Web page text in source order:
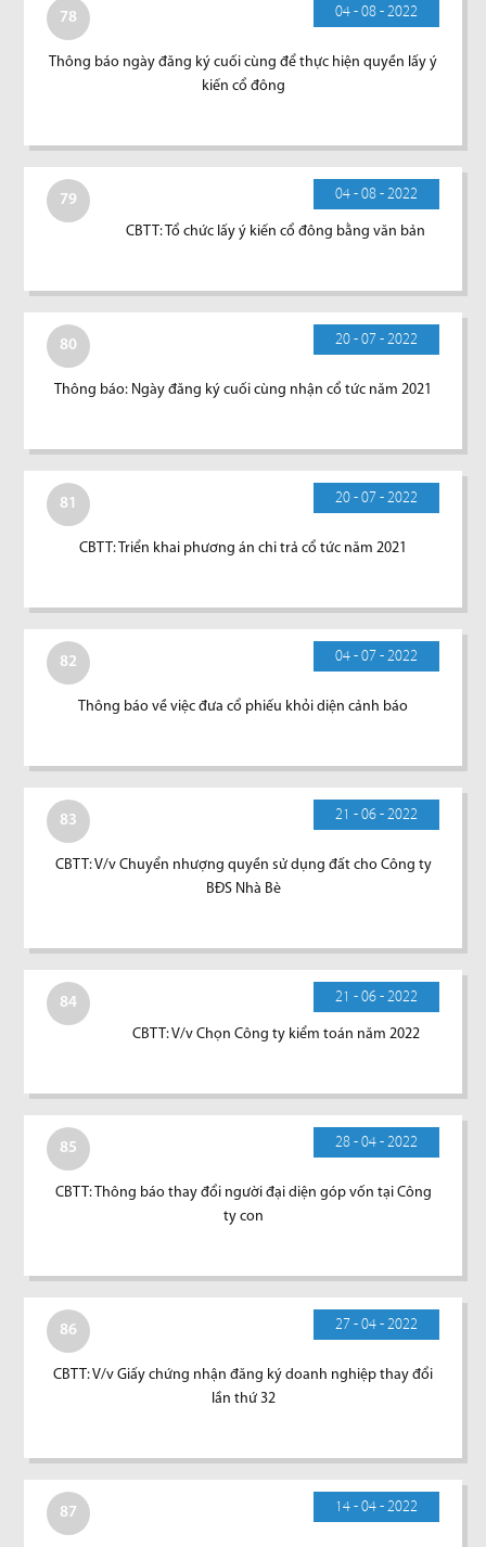
78 04 - 08 - 2022
Thông báo ngày đăng ký cuối cùng để thực hiện quyền lấy ý
kiến cổ đông
79 04 - 08 - 2022
CBTT: Tổ chức lấy ý kiến cổ đông bằng văn bản
80 20 - 07 - 2022
Thông báo: Ngày đăng ký cuối cùng nhận cổ tức năm 2021
81 20 - 07 - 2022
CBTT: Triển khai phương án chi trả cổ tức năm 2021
82 04 - 07 - 2022
Thông báo về việc đưa cổ phiếu khỏi diện cảnh báo
83 21 - 06 - 2022
CBTT: V/v Chuyển nhượng quyền sử dụng đất cho Công ty
BĐS Nhà Bè
84 21 - 06 - 2022
CBTT: V/v Chọn Công ty kiểm toán năm 2022
85 28 - 04 - 2022
CBTT: Thông báo thay đổi người đại diện góp vốn tại Công
ty con
86 27 - 04 - 2022
CBTT: V/v Giấy chứng nhận đăng ký doanh nghiệp thay đổi
lần thứ 32
87 14 - 04 - 2022